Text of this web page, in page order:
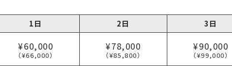
1日 2日 3日
¥60,000
（¥66,000）
¥78,000
（¥85,800）
¥90,000
（¥99,000）